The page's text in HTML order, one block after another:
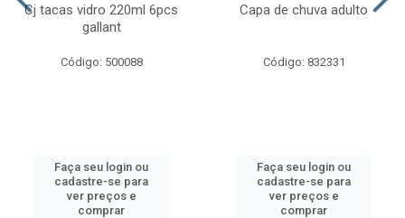
Cj tacas vidro 220ml 6pcs
gallant
Código: 500088
Faça seu login ou
cadastre-se para
ver preços e
comprar
Capa de chuva adulto
Código: 832331
Faça seu login ou
cadastre-se para
ver preços e
comprar